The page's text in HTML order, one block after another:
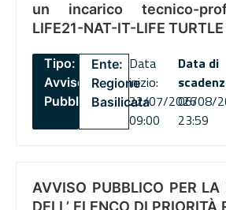
un incarico tecnico-
LIFE21-NAT-IT-LIFE TURTLE
Tipo:
Avviso
Pubblico
Ente:
Regione
Basilicata
Data
inizio:
22/07/2026
09:00
Data di
06/08/
23:59
AVVISO PUBBLICO PER LA
DELL’ ELENCO DI PRIORITÀ